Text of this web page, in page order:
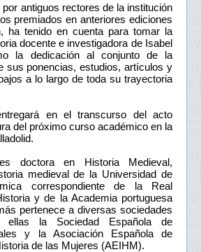
antiguos rectores de la institución
premiados en anteriores ediciones
ha tenido en cuenta para tomar la
docente e investigadora de Isabel
la dedicación al conjunto de la
sus ponencias, estudios, artículos y
a lo largo de toda su trayectoria
en el transcurso del acto
del próximo curso académico en la
doctora en Historia Medieval,
medieval de la Universidad de
correspondiente de la Real
y de la Academia portuguesa
pertenece a diversas sociedades
ellas la Sociedad Española de
y la Asociación Española de
de las Mujeres (AEIHM).